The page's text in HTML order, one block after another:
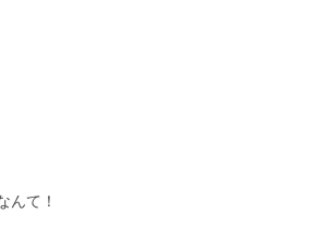
んて！